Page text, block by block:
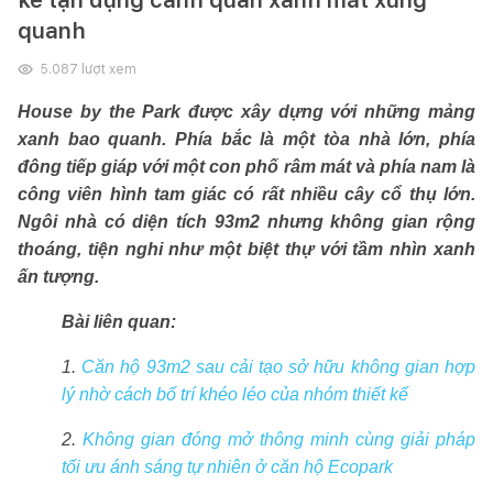
quanh
5.087 lượt xem
House by the Park được xây dựng với những mảng
xanh bao quanh. Phía bắc là một tòa nhà lớn, phía
đông tiếp giáp với một con phố râm mát và phía nam là
công viên hình tam giác có rất nhiều cây cổ thụ lớn.
Ngôi nhà có diện tích 93m2 nhưng không gian rộng
thoáng, tiện nghi như một biệt thự với tầm nhìn xanh
ấn tượng.
Bài liên quan:
1. Căn hộ 93m2 sau cải tạo sở hữu không gian hợp
lý nhờ cách bố trí khéo léo của nhóm thiết kế
2. Không gian đóng mở thông minh cùng giải pháp
tối ưu ánh sáng tự nhiên ở căn hộ Ecopark